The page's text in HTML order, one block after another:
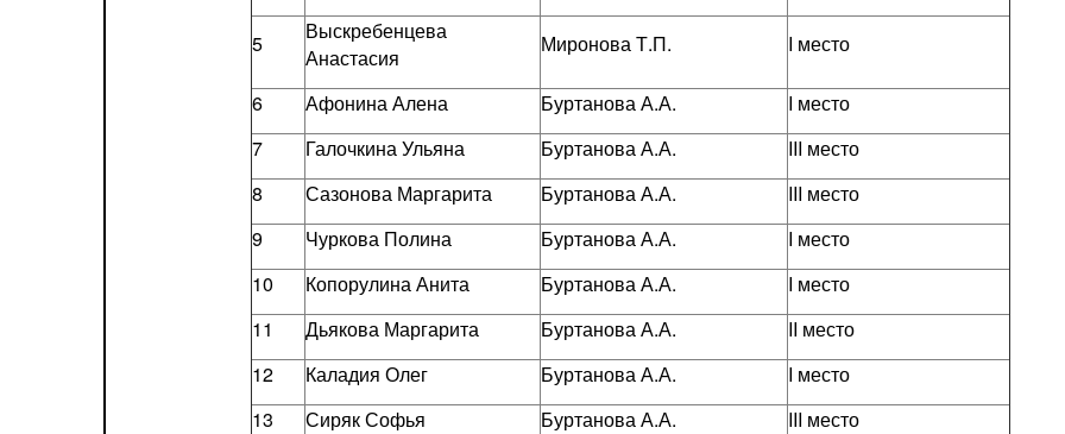
5
Выскребенцева
Анастасия
Миронова Т.П. I место
6 Афонина Алена Буртанова А.А.
I место
7
Галочкина Ульяна Буртанова А.А.
III место
8
Сазонова Маргарита Буртанова А.А.
III место
9
Чуркова Полина Буртанова А.А.
I место
10
Копорулина Анита Буртанова А.А.
I место
11
Дьякова Маргарита Буртанова А.А.
II место
12
Каладия Олег Буртанова А.А.
I место
13
Сиряк Софья Буртанова А.А.
III место